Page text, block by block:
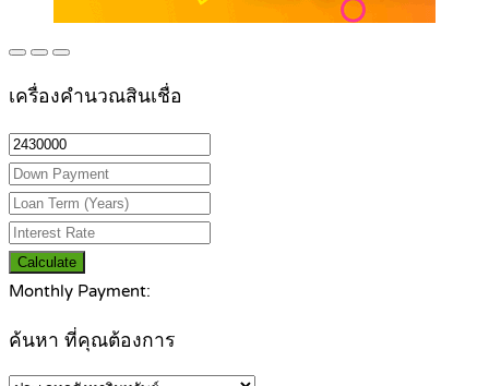
เครื่องคำนวณสินเชื่อ
Calculate
Monthly Payment:
ค้นหา ที่คุณต้องการ